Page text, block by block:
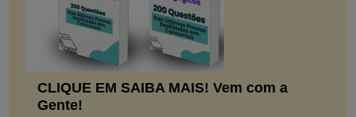
CLIQUE EM SAIBA MAIS! Vem com a
Gente!